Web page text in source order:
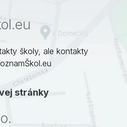
školy, ale kontakty
stránky